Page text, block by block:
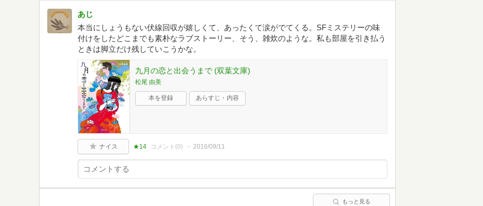
あじ
本当にしょうもない伏線回収が嬉しくて、あったくて涙がでてくる。SFミステリーの味
付けをしたどこまでも素朴なラブストーリー、そう、雑炊のような。私も部屋を引き払う
ときは脚立だけ残していこうかな。
九月の恋と出会うまで (双葉文庫)
松尾 由美
本を登録 あらすじ・内容
ナイス ★14 コメント(0) 2016/09/11
もっと見る